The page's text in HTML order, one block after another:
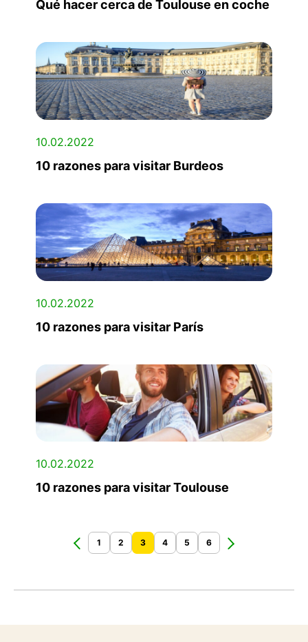
Qué hacer cerca de Toulouse en coche
10.02.2022
10 razones para visitar Burdeos
10.02.2022
10 razones para visitar París
10.02.2022
10 razones para visitar Toulouse
1 2 3 4 5 6